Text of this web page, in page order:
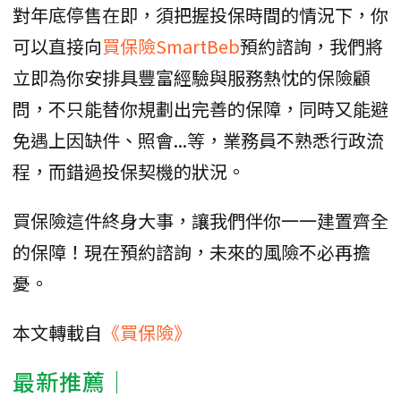
對年底停售在即，須把握投保時間的情況下，你
可以直接向買保險SmartBeb預約諮詢，我們將
立即為你安排具豐富經驗與服務熱忱的保險顧
問，不只能替你規劃出完善的保障，同時又能避
免遇上因缺件、照會...等，業務員不熟悉行政流
程，而錯過投保契機的狀況。
買保險這件終身大事，讓我們伴你一一建置齊全
的保障！現在預約諮詢，未來的風險不必再擔
憂。
本文轉載自 《買保險》
最新推薦│